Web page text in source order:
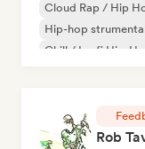
Cloud Rap / Hip
Hip-hop
Chill / Lo-fi Hip-Hop
Rob